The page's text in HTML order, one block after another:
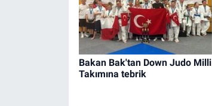
Bakan Bak'tan Down Judo Milli
Takımına tebrik